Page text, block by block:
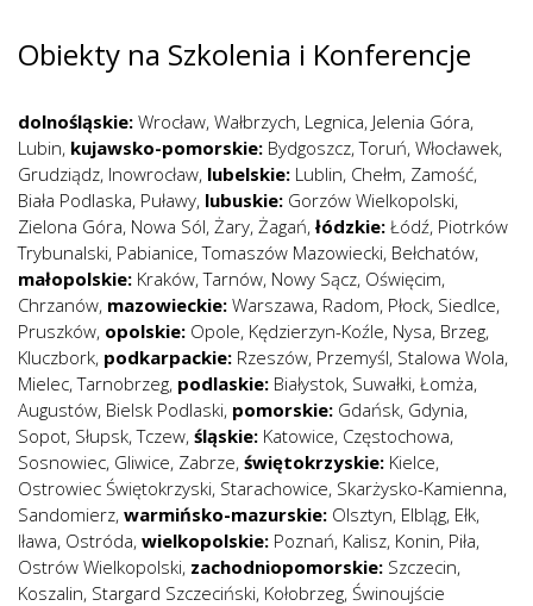
Obiekty na Szkolenia i Konferencje
dolnośląskie: Wrocław, Wałbrzych, Legnica, Jelenia Góra,
Lubin, kujawsko-pomorskie: Bydgoszcz,Toruń, Włocławek,
Grudziądz, Inowrocław, lubelskie: Lublin, Chełm, Zamość,
Biała Podlaska, Puławy, lubuskie: Gorzów Wielkopolski,
Zielona Góra, Nowa Sól, Żary, Żagań, łódzkie: Łódź, Piotrków
Trybunalski, Pabianice,Tomaszów Mazowiecki, Bełchatów,
małopolskie: Kraków,Tarnów, Nowy Sącz, Oświęcim,
Chrzanów, mazowieckie: Warszawa, Radom, Płock, Siedlce,
Pruszków, opolskie: Opole, Kędzierzyn-Koźle, Nysa, Brzeg,
Kluczbork, podkarpackie: Rzeszów, Przemyśl, Stalowa Wola,
Mielec,Tarnobrzeg, podlaskie: Białystok, Suwałki, Łomża,
Augustów, Bielsk Podlaski, pomorskie: Gdańsk, Gdynia,
Sopot, Słupsk,Tczew, śląskie: Katowice, Częstochowa,
Sosnowiec, Gliwice, Zabrze, świętokrzyskie: Kielce,
Ostrowiec Świętokrzyski, Starachowice, Skarżysko-Kamienna,
Sandomierz, warmińsko-mazurskie: Olsztyn, Elbląg, Ełk,
Iława, Ostróda, wielkopolskie: Poznań, Kalisz, Konin, Piła,
Ostrów Wielkopolski, zachodniopomorskie: Szczecin,
Koszalin, Stargard Szczeciński, Kołobrzeg, Świnoujście